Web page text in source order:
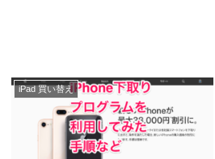
iPad 買い替え